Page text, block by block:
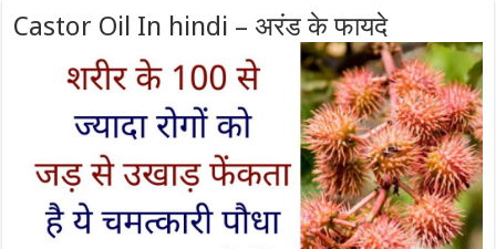
Castor Oil In hindi – अरंड के फायदे